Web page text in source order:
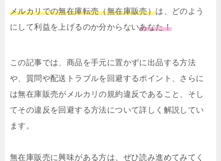
メルカリでの無在庫転売（無在庫販売）は、どのよう
にして利益を上げるのか分からないあなた！
この記事では、商品を手元に置かずに出品する方法
や、質問や配送トラブルを回避するポイント、さらに
は無在庫販売がメルカリの規約違反であること、そし
てその違反を回避する方法について詳しく解説してい
ます。
無在庫販売に興味がある方は、ぜひ読み進めてみてく